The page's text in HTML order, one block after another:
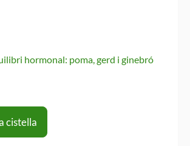
hormonal: poma, gerd i ginebró
cistella